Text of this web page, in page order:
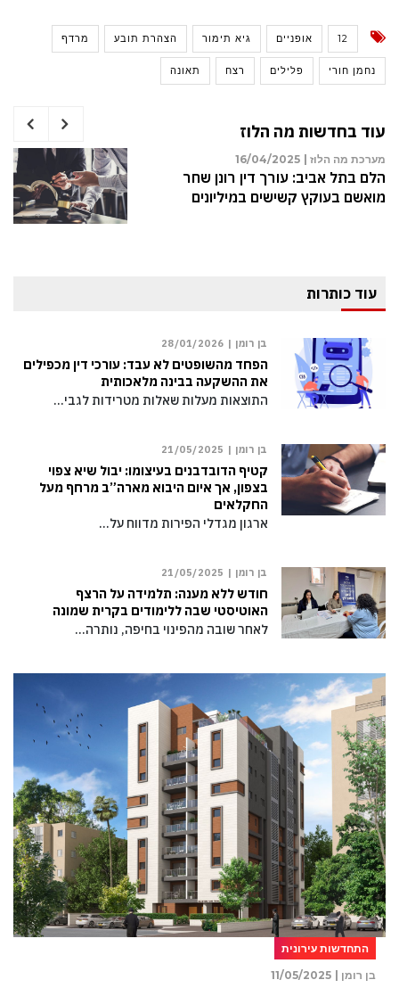
12 אופניים גיא תימור הצהרת תובע מרדף
נחמן חורי פלילים רצח תאונה
עוד בחדשות מה הלוז
מערכת מה הלוז | 16/04/2025
הלם בתל אביב: עורך דין רונן שחר
מואשם בעוקץ קשישים במיליונים
עוד כותרות
בן רומן | 28/01/2026
הפחד מהשופטים לא עבד: עורכי דין מכפילים
את ההשקעה בבינה מלאכותית
התוצאות מעלות שאלות מטרידות לגבי…
בן רומן | 21/05/2025
קטיף הדובדבנים בעיצומו: יבול שיא צפוי
בצפון, אך איום היבוא מארה”ב מרחף מעל
החקלאים
ארגון מגדלי הפירות מדווח על…
בן רומן | 21/05/2025
חודש ללא מענה: תלמידה על הרצף
האוטיסטי שבה ללימודים בקרית שמונה
לאחר שובה מהפינוי בחיפה, נותרה…
התחדשות עירונית
בן רומן |
11/05/2025